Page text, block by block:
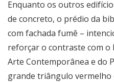
Enquanto os outros
de concreto, o prédio da
com fachada fumê –
reforçar o contraste com o
Arte Contemporânea e do
grande triângulo